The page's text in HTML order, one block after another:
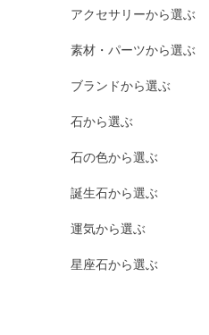
アクセサリーから選ぶ
素材・パーツから選ぶ
ブランドから選ぶ
石から選ぶ
石の色から選ぶ
誕生石から選ぶ
運気から選ぶ
星座石から選ぶ